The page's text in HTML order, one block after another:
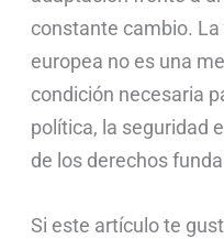
constante cambio.
europea no es una
condición necesaria
política, la seguridad
de los derechos
Si este artículo te